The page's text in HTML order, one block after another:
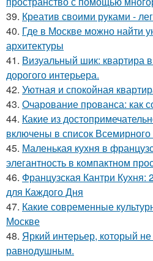
39. Креатив своими руками -
40. Где в Москве можно найти
архитектуры
41. Визуальный шик: квартира
дорогого интерьера.
42. Уютная и спокойная
43. Очарование прованса: как
44. Какие из
включены в список
45. Маленькая кухня в
элегантность в компактном
46. Французская Кантри Кухня:
для Каждого Дня
47. Какие современные
Москве
48. Яркий интерьер, который не
равнодушным.